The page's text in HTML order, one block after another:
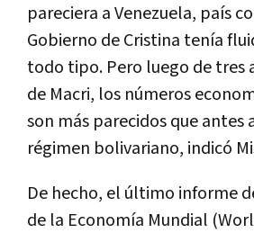
pareciera a Venezuela, país
Gobierno de Cristina tenía
todo tipo. Pero luego de tres
de Macri, los números
son más parecidos que antes
régimen bolivariano, indicó
De hecho, el último informe
de la Economía Mundial